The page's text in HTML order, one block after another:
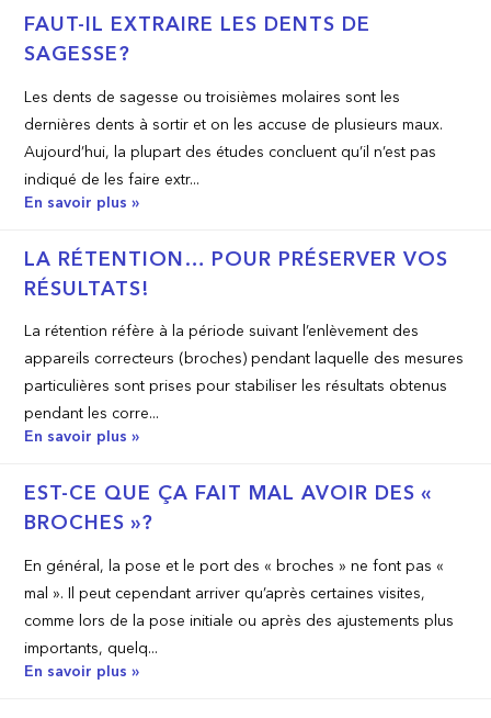
FAUT-IL EXTRAIRE LES DENTS DE
SAGESSE?
Les dents de sagesse ou troisièmes molaires sont les
dernières dents à sortir et on les accuse de plusieurs maux.
Aujourd’hui, la plupart des études concluent qu’il n’est pas
indiqué de les faire extr...
En savoir plus »
LA RÉTENTION… POUR PRÉSERVER VOS
RÉSULTATS!
La rétention réfère à la période suivant l’enlèvement des
appareils correcteurs (broches) pendant laquelle des mesures
particulières sont prises pour stabiliser les résultats obtenus
pendant les corre...
En savoir plus »
EST-CE QUE ÇA FAIT MAL AVOIR DES «
BROCHES »?
En général, la pose et le port des « broches » ne font pas «
mal ». Il peut cependant arriver qu’après certaines visites,
comme lors de la pose initiale ou après des ajustements plus
importants, quelq...
En savoir plus »